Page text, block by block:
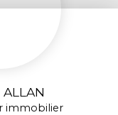
ALLAN
immobilier